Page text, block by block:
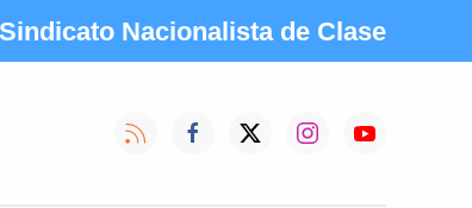
Sindicato Nacionalista de Clase